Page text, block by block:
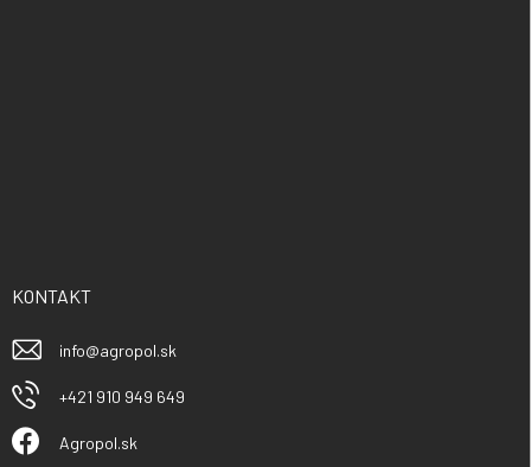
KONTAKT
info@agropol.sk
+421 910 949 649
Agropol.sk